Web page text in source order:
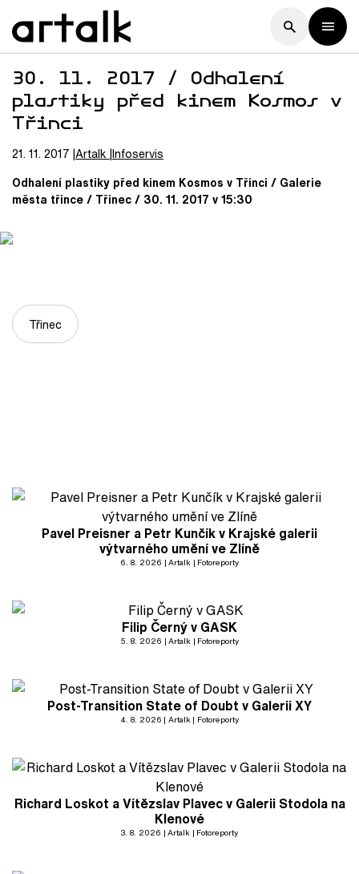
30. 11. 2017 / Odhalení
plastiky před kinem Kosmos v
Třinci
21. 11. 2017 Artalk Infoservis
Odhalení plastiky před kinem Kosmos v Třinci / Galerie
města třince / Třinec / 30. 11. 2017 v 15:30
Třinec
Pavel Preisner a Petr Kunčík v Krajské galerii
výtvarného umění ve Zlíně
6. 8. 2026 Artalk Fotoreporty
Filip Černý v GASK
5. 8. 2026 Artalk Fotoreporty
Post-Transition State of Doubt v Galerii XY
4. 8. 2026 Artalk Fotoreporty
Richard Loskot a Vítězslav Plavec v Galerii Stodola na
Klenové
3. 8. 2026 Artalk Fotoreporty